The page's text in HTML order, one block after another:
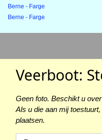
Berne - Farge
Berne - Farge
Veerboot:
Geen foto. Beschikt u
Als u die aan mij
plaatsen.